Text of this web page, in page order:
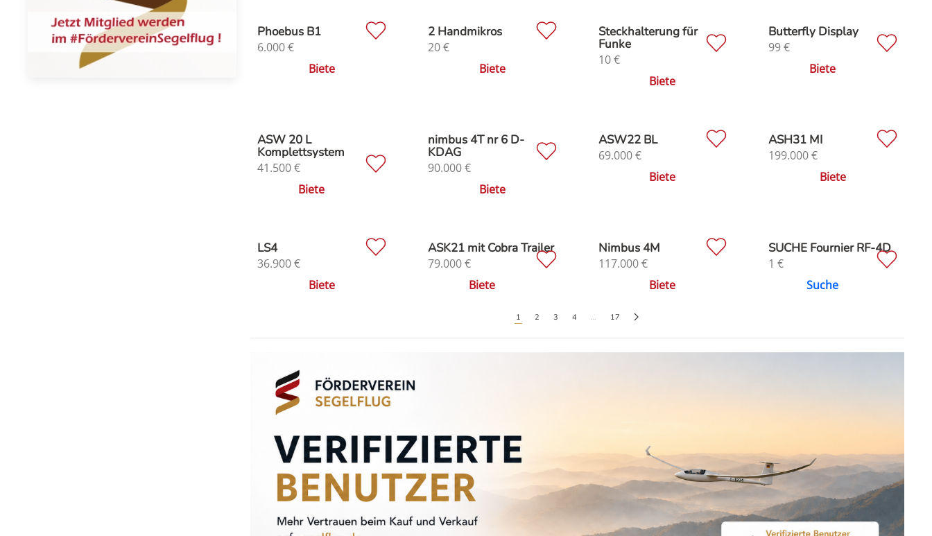
Phoebus B1
6.000€
Biete
2 Handmikros
20€
Biete
Steckhalterung für
Funke
10 €
Biete
Butterfly Display
99€
Biete
ASW 20 L
Komplettsystem
41.500€
Biete
nimbus 4T nr 6 D-
KDAG
90.000€
Biete
ASW22 BL
69.000 €
Biete
ASH31 MI
199.000€
Biete
LS4
36.900€
Biete
ASK21 mit Cobra Trailer
79.000€
Biete
Nimbus 4M
117.000 €
Biete
SUCHE Fournier RF-4D
1 €
Suche
1 2 3 4 … 17